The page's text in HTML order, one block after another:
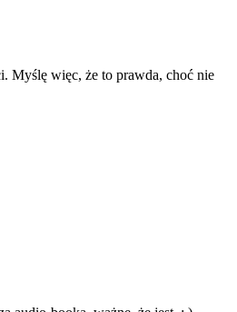
Myślę więc, że to prawda, choć nie